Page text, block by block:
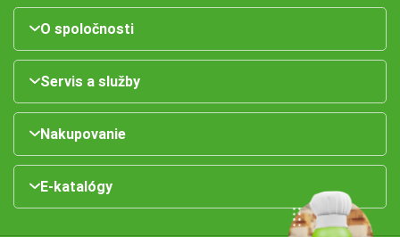
O spoločnosti
Servis a služby
Nakupovanie
E-katalógy